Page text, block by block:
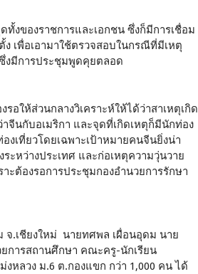
ทั้งของราชการและเอกชน ซึ่งก็มีการเชื่อม
เพื่อเอามาใช้ตรวจสอบในกรณีที่มีเหตุ
งมีการประชุมพูดคุยตลอด
อให้ส่วนกลางวิเคราะห์ให้ได้ว่าสาเหตุเกิด
จีนกับอเมริกา และจุดที่เกิดเหตุก็มีนักท่อง
งเที่ยวโดยเฉพาะเป้าหมายคนจีนยิ่งน่า
ระหว่างประเทศ และก่อเหตุความวุ่นวาย
ะต้องรอการประชุมกองอำนวยการรักษา
จ.เชียงใหม่ นายทศพล เผื่อนอุดม นาย
การสถานศึกษา คณะครู-นักเรียน
หลวง ม.6 ต.กองแขก กว่า 1,000 คน ได้